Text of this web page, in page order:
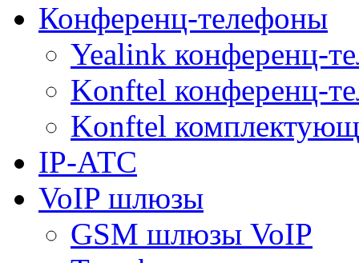
Конференц-телефоны
Yealink конференц-
Konftel конференц-
Konftel
IP-АТС
VoIP шлюзы
GSM шлюзы VoIP